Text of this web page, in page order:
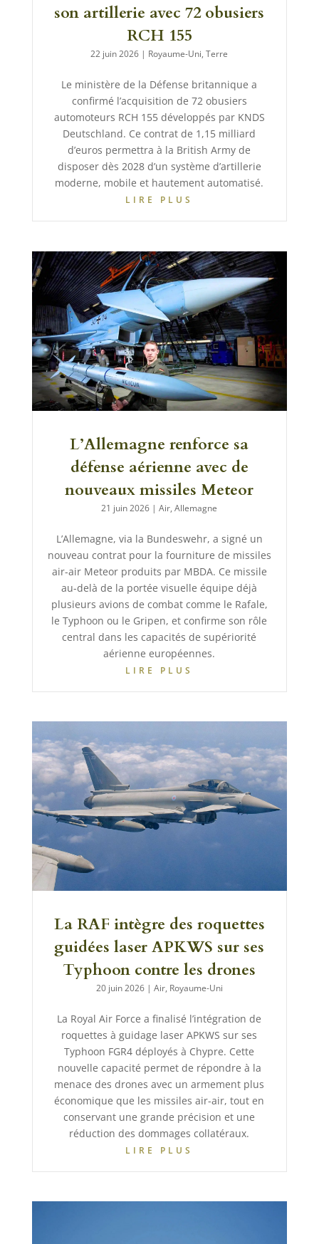
son artillerie avec 72 obusiers
RCH 155
22 juin 2026 | Royaume-Uni,Terre
Le ministère de la Défense britannique a
confirmé l’acquisition de 72 obusiers
automoteurs RCH 155 développés par KNDS
Deutschland. Ce contrat de 1,15 milliard
d’euros permettra à la British Army de
disposer dès 2028 d’un système d’artillerie
moderne, mobile et hautement automatisé.
LIRE PLUS
L’Allemagne renforce sa
défense aérienne avec de
nouveaux missiles Meteor
21 juin 2026 |Air,Allemagne
L’Allemagne, via la Bundeswehr, a signé un
nouveau contrat pour la fourniture de missiles
air-air Meteor produits par MBDA. Ce missile
au-delà de la portée visuelle équipe déjà
plusieurs avions de combat comme le Rafale,
le Typhoon ou le Gripen, et confirme son rôle
central dans les capacités de supériorité
aérienne européennes.
LIRE PLUS
La RAF intègre des roquettes
guidées laser APKWS sur ses
Typhoon contre les drones
20 juin 2026| Air, Royaume-Uni
La Royal Air Force a finalisé l’intégration de
roquettes à guidage laser APKWS sur ses
Typhoon FGR4 déployés à Chypre. Cette
nouvelle capacité permet de répondre à la
menace des drones avec un armement plus
économique que les missiles air-air, tout en
conservant une grande précision et une
réduction des dommages collatéraux.
LIRE PLUS